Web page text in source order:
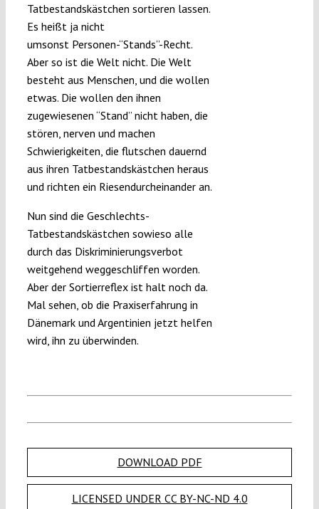
Tatbestandskästchen sortieren lassen.
Es heißt ja nicht
umsonst Personen-“Stands”-Recht.
Aber so ist die Welt nicht. Die Welt
besteht aus Menschen, und die wollen
etwas. Die wollen den ihnen
zugewiesenen “Stand” nicht haben, die
stören, nerven und machen
Schwierigkeiten, die flutschen dauernd
aus ihren Tatbestandskästchen heraus
und richten ein Riesendurcheinander an.
Nun sind die Geschlechts-
Tatbestandskästchen sowieso alle
durch das Diskriminierungsverbot
weitgehend weggeschliffen worden.
Aber der Sortierreflex ist halt noch da.
Mal sehen, ob die Praxiserfahrung in
Dänemark und Argentinien jetzt helfen
wird, ihn zu überwinden.
DOWNLOAD PDF
LICENSED UNDER CC BY-NC-ND 4.0